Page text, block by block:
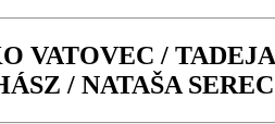
VATOVEC /
/ NATAŠA SEREC